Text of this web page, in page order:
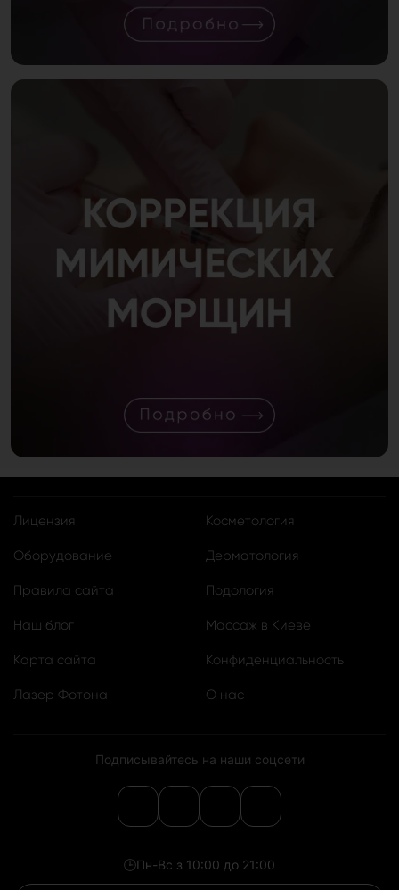
Лицензия
Оборудование
Правила сайта
Наш блог
Карта сайта
Лазер Фотона
Косметология
Дерматология
Подология
Массаж в Киеве
Конфиденциальность
О нас
Подписывайтесь на наши соцсети
🕒Пн-Вс з 10:00 до 21:00